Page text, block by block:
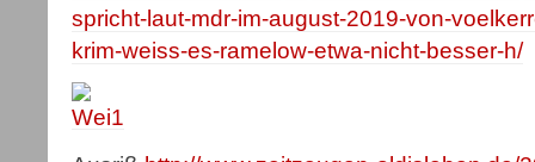
spricht-laut-mdr-im-august-2019-von-
krim-weiss-es-ramelow-etwa-nicht-besser-h/